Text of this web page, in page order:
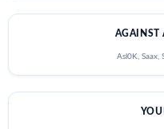
AGAINST
Asl0K, Saax,